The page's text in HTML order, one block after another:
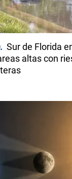
Sur de Florida
altas con